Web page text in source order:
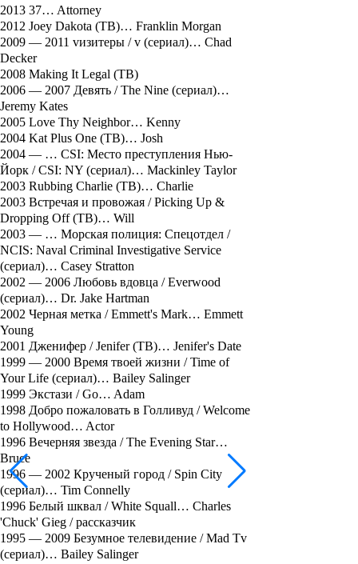
2013 37… Attorney
2012 Joey Dakota (ТВ)… Franklin Morgan
2009 — 2011 vизитеры / v (сериал)… Chad
Decker
2008 Making It Legal (ТВ)
2006 — 2007 Девять / The Nine (сериал)…
Jeremy Kates
2005 Love Thy Neighbor… Kenny
2004 Kat Plus One (ТВ)… Josh
2004 — … CSI: Место преступления Нью-
Йорк / CSI: NY (сериал)… Mackinley Taylor
2003 Rubbing Charlie (ТВ)… Charlie
2003 Встречая и провожая / Picking Up &
Dropping Off (ТВ)… Will
2003 — … Морская полиция: Спецотдел /
NCIS: Naval Criminal Investigative Service
(сериал)… Casey Stratton
2002 — 2006 Любовь вдовца / Everwood
(сериал)… Dr. Jake Hartman
2002 Черная метка / Emmett's Mark… Emmett
Young
2001 Дженифер / Jenifer (ТВ)… Jenifer's Date
1999 — 2000 Время твоей жизни / Time of
Your Life (сериал)… Bailey Salinger
1999 Экстази / Go… Adam
1998 Добро пожаловать в Голливуд / Welcome
to Hollywood… Actor
1996 Вечерняя звезда / The Evening Star…
Bruce
1996 — 2002 Крученый город / Spin City
(сериал)… Tim Connelly
1996 Белый шквал / White Squall… Charles
'Chuck' Gieg / рассказчик
1995 — 2009 Безумное телевидение / Mad Tv
(сериал)… Bailey Salinger